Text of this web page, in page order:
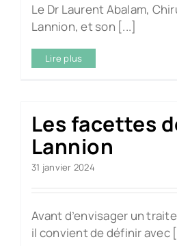
Le Dr Laurent Abalam,
Lannion, et son [...]
Lire plus
Les facettes
Lannion
31 janvier 2024
Avant d’envisager un
il convient de définir avec